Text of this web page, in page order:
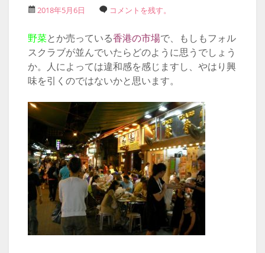
2018年5月6日 コメントを残す。
野菜とか売っている香港の市場で、もしもフォル
スクラブが並んでいたらどのように思うでしょう
か。人によっては違和感を感じますし、やはり興
味を引くのではないかと思います。